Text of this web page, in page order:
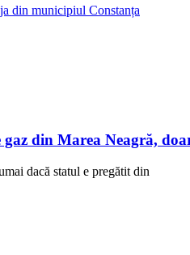
din municipiul Constanța
din Marea Neagră,
dacă statul e pregătit din